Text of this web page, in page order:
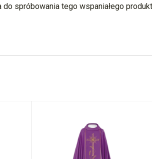
spróbowania tego wspaniałego